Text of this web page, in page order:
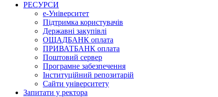
РЕСУРСИ
е-Університет
Підтримка користувачів
Державні закупівлі
ОЩАДБАНК оплата
ПРИВАТБАНК оплата
Поштовий сервер
Програмне забезпечення
Інституційний репозитарій
Сайти університету
Запитати у ректора